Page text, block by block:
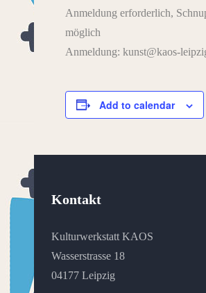
Anmeldung erforderlich,
möglich
Anmeldung: kunst@kaos-
Add to calendar
Kontakt
Kulturwerkstatt KAOS
Wasserstrasse 18
04177 Leipzig